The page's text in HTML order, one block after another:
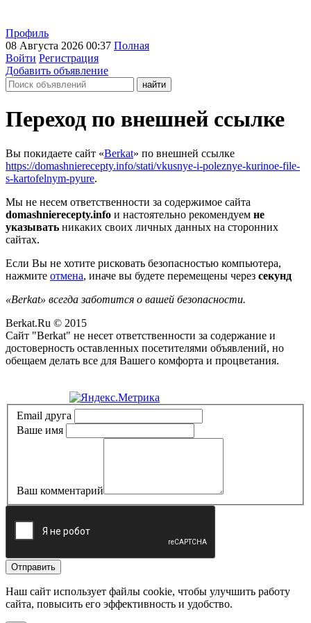
Профиль
08 Августа 2026 00:37 Полная
Войти Регистрация
Добавить объявление
Переход по внешней ссылке
Вы покидаете сайт «Berkat» по внешней ссылке
https://domashnierecepty.info/stati/vkusnye-i-poleznye-kurinoe-file-
s-kartofelnym-pyure.
Мы не несем ответственности за содержимое сайта
domashnierecepty.info и настоятельно рекомендуем не
указывать никаких своих личных данных на сторонних
сайтах.
Если Вы не хотите рисковать безопасностью компьютера,
нажмите отмена, иначе вы будете перемещены через секунд
«Berkat» всегда заботится о вашей безопасности.
Berkat.Ru © 2015
Сайт "Berkat" не несет ответственности за содержание и
достоверность оставленных посетителями объявлений, но
обещаем делать все для Вашего комфорта и процветания.
Email друга
Ваше имя
Ваш комментарий
Отправить
Наш сайт использует файлы cookie, чтобы улучшить работу
сайта, повысить его эффективность и удобство.